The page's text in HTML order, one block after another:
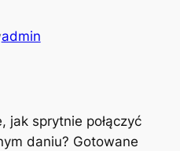
admin
jak sprytnie połączyć
daniu? Gotowane